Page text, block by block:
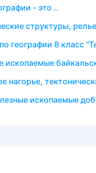
- это ..
структуры,
географии 8 класс
ископаемые
нагорье,
ископаемые